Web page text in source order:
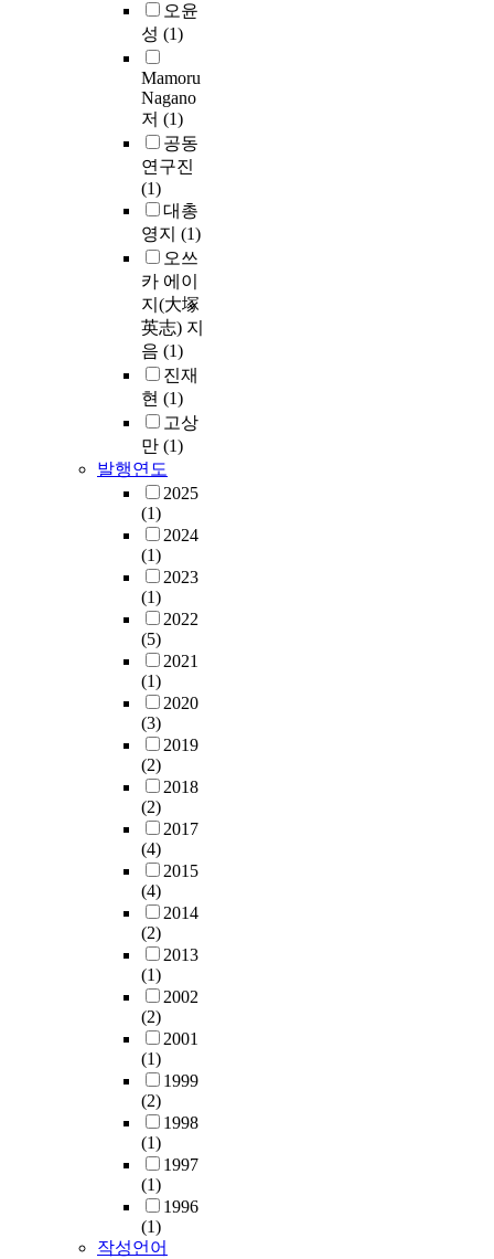
오윤
성 (1)
Mamoru
Nagano
저 (1)
공동
연구진
(1)
대총
영지 (1)
오쓰
카 에이
지(大塚
英志) 지
음 (1)
진재
현 (1)
고상
만 (1)
발행연도
2025
(1)
2024
(1)
2023
(1)
2022
(5)
2021
(1)
2020
(3)
2019
(2)
2018
(2)
2017
(4)
2015
(4)
2014
(2)
2013
(1)
2002
(2)
2001
(1)
1999
(2)
1998
(1)
1997
(1)
1996
(1)
작성언어